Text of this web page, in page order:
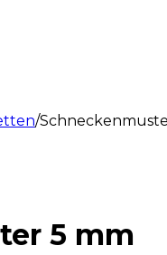
/
5 mm